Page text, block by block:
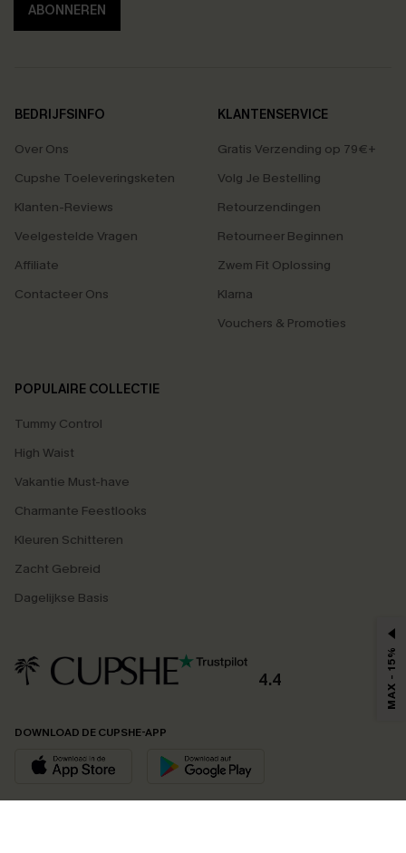
ABONNEREN
BEDRIJFSINFO
Over Ons
Cupshe Toeleveringsketen
Klanten-Reviews
Veelgestelde Vragen
Affiliate
Contacteer Ons
KLANTENSERVICE
Gratis Verzending op 79€+
Volg Je Bestelling
Retourzendingen
Retourneer Beginnen
Zwem Fit Oplossing
Klarna
Vouchers & Promoties
POPULAIRE COLLECTIE
Tummy Control
High Waist
Vakantie Must-have
Charmante Feestlooks
Kleuren Schitteren
Zacht Gebreid
Dagelijkse Basis
4.4
DOWNLOAD DE CUPSHE-APP
MAX - 15%